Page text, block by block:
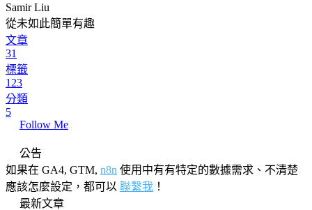
Samir Liu
從未如此簡單有趣
文章
31
標籤
123
分類
5
Follow Me
公告
如果在 GA4, GTM, n8n 使用中有有特定的數據需求、不清楚
應該怎麼設定，都可以 聯繫我 ！
最新文章